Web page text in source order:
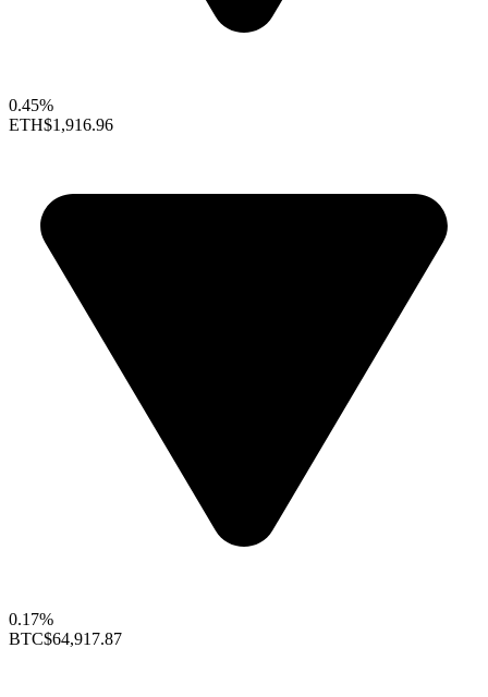
0.45%
ETH$1,916.96
0.17%
BTC$64,917.87